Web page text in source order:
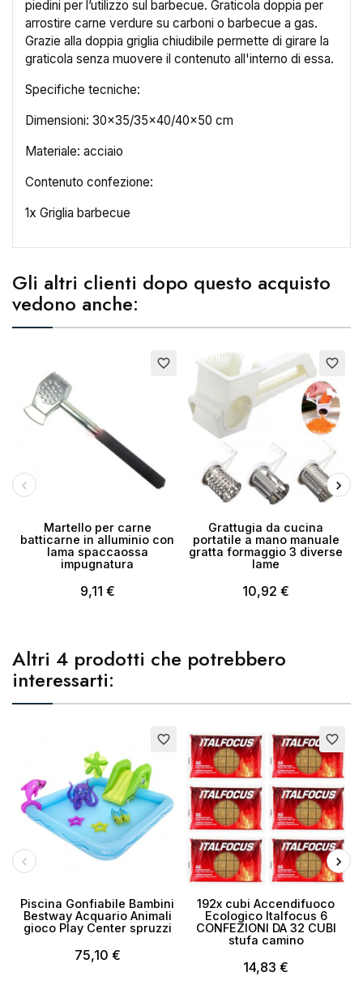
piedini per l’utilizzo sul barbecue. Graticola doppia per
arrostire carne verdure su carboni o barbecue a gas.
Grazie alla doppia griglia chiudibile permette di girare la
graticola senza muovere il contenuto all'interno di essa.
Specifiche tecniche:
Dimensioni: 30x35/35x40/40x50 cm
Materiale: acciaio
Contenuto confezione:
1x Griglia barbecue
Gli altri clienti dopo questo acquisto
vedono anche:
favorite_border
Martello per carne
batticarne in alluminio con
lama spaccaossa
impugnatura
9,11 €
Esaurito favorite_border
Grattugia da cucina
portatile a mano manuale
gratta formaggio 3 diverse
lame
10,92 €
Altri 4 prodotti che potrebbero
interessarti:
favorite_border
Piscina Gonfiabile Bambini
Bestway Acquario Animali
gioco Play Center spruzzi
75,10 €
favorite_border
192x cubi Accendifuoco
Ecologico Italfocus 6
CONFEZIONI DA 32 CUBI
stufa camino
14,83 €
Crea lista dei desideri
Annulla Crea lista dei desideri